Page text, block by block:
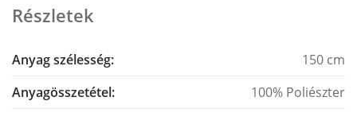
Részletek
Anyag szélesség:
150 cm
Anyagösszetétel:
100% Poliészter